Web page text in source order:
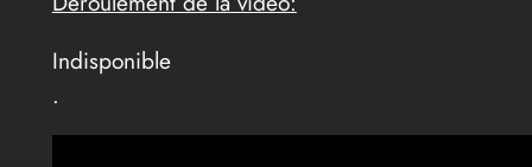
Indisponible
.